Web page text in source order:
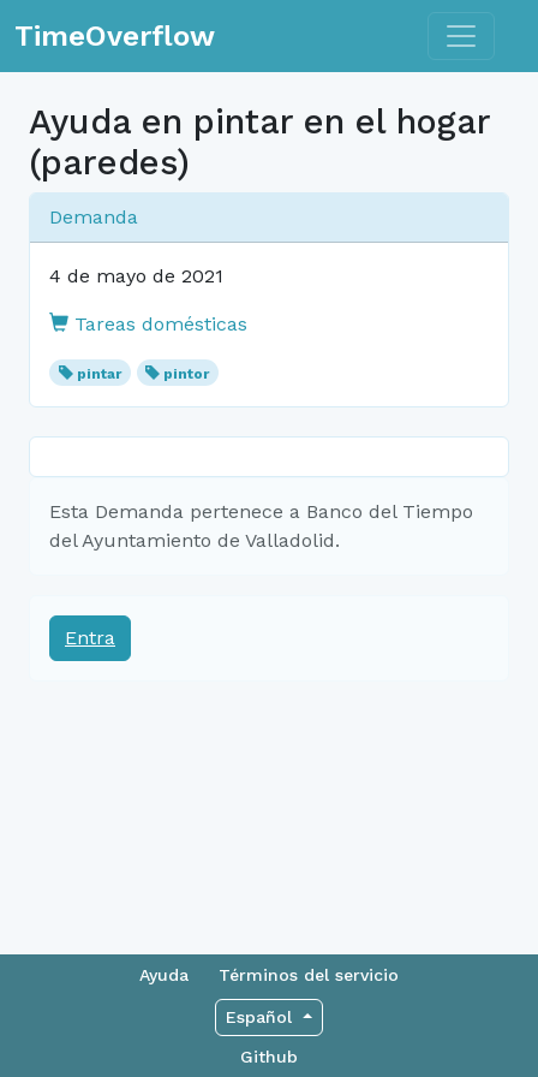
TimeOverflow Toggle
Ayuda en pintar en el hogar
(paredes)
Demanda
4 de mayo de 2021
Tareas domésticas
pintar pintor
Esta Demanda pertenece a Banco del Tiempo
del Ayuntamiento de Valladolid.
Entra
Ayuda Términos del servicio
Español
Github